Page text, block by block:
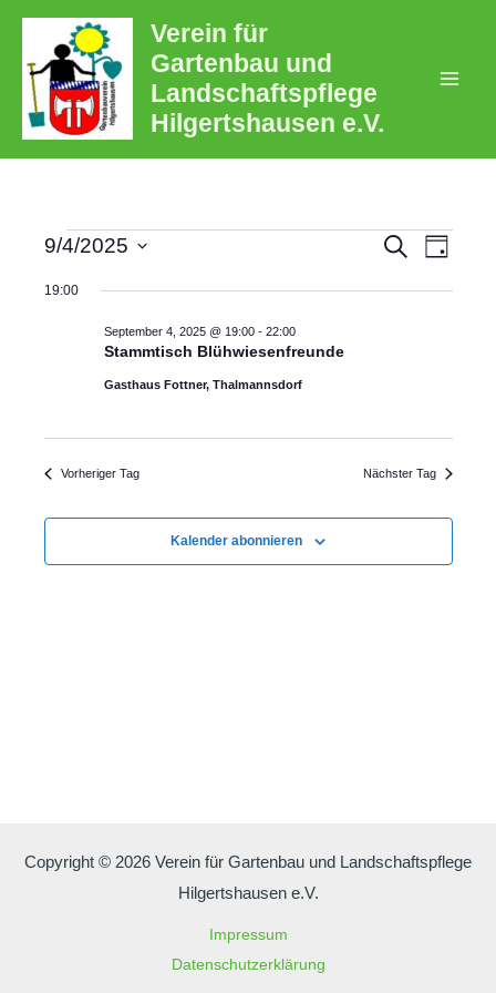
Zum
springen
Verein für
Gartenbau und
Landschaftspflege
Hilgertshausen e.V.
Veranstaltungen
für
September
2025
Suche
Suche
Tag
9/4/2025
wählen.
19:00
Stammtisch Blühwiesenfreunde
September 4, 2025 @ 19:00- 22:00
Gasthaus Fottner, Thalmannsdorf
Vorheriger Tag Nächster Tag
Kalender abonnieren
Copyright © 2026 Verein für Gartenbau und Landschaftspflege
Hilgertshausen e.V.
Impressum
Datenschutzerklärung